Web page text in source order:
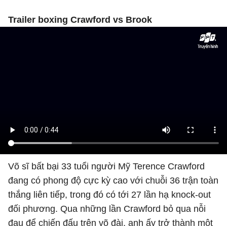
Trailer boxing Crawford vs Brook
Võ sĩ bất bại 33 tuổi người Mỹ Terence Crawford
đang có phong độ cực kỳ cao với chuỗi 36 trận toàn
thắng liên tiếp, trong đó có tới 27 lần hạ knock-out
đối phương. Qua những lần Crawford bỏ qua nỗi
đau để chiến đấu trên võ đài, anh ấy trở thành một